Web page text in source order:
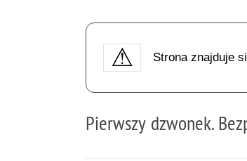
Strona znajduje
Pierwszy dzwonek.